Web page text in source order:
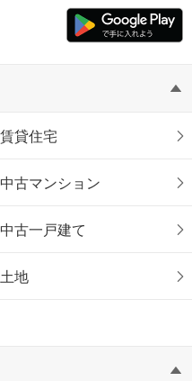
賃貸住宅
中古マンション
中古一戸建て
土地